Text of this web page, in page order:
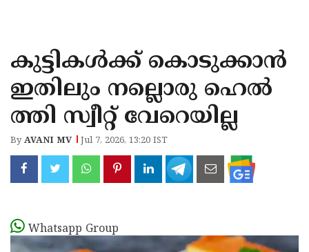
KANNUR
KASARAGOD
കുട്ടികൾക്ക് കൊടുക്കാൻ
ഇതിലും നല്ലൊരു ഹെൽ
ത്തി സ്വീറ്റ് വേറെയില്ല
ByAVANI MV Jul 7, 2026, 13:20 IST
Whatsapp Group